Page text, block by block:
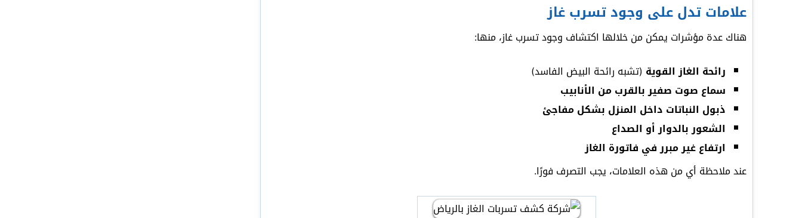
علامات تدل على وجود تسرب غاز
هناك عدة مؤشرات يمكن من خلالها اكتشاف وجود تسرب غاز، منها:
رائحة الغاز القوية (تشبه رائحة البيض الفاسد)
سماع صوت صفير بالقرب من الأنابيب
ذبول النباتات داخل المنزل بشكل مفاجئ
الشعور بالدوار أو الصداع
ارتفاع غير مبرر في فاتورة الغاز
عند ملاحظة أي من هذه العلامات، يجب التصرف فورًا.